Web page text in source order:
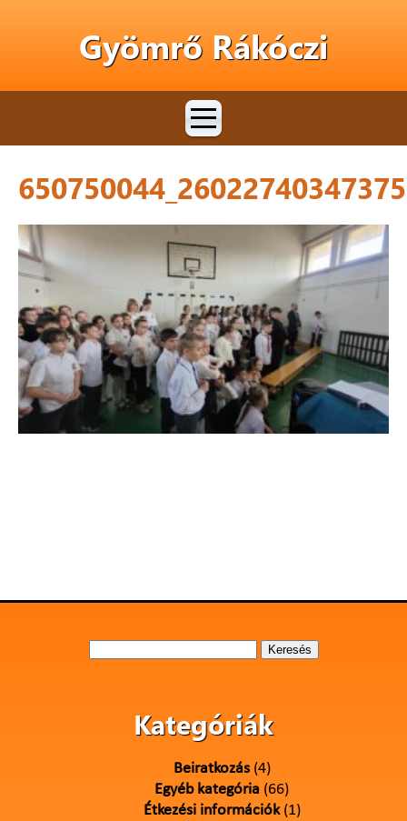
Gyömrő Rákóczi
Kategóriák
Beiratkozás(4)
Egyéb kategória (66)
Étkezési információk(1)